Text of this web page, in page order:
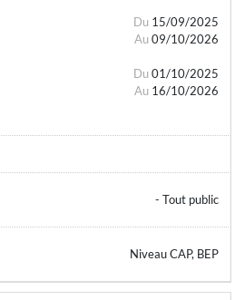
Du 15/09/2025
Au 09/10/2026
Du 01/10/2025
Au 16/10/2026
- Tout public
Niveau CAP, BEP